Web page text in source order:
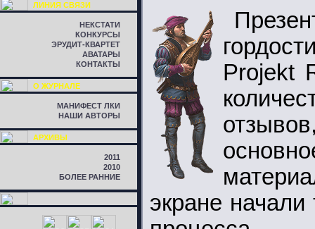
ЛИНИЯ СВЯЗИ
НЕКСТАТИ
КОНКУРСЫ
ЭРУДИТ-КВАРТЕТ
АВАТАРЫ
КОНТАКТЫ
О ЖУРНАЛЕ
МАНИФЕСТ ЛКИ
НАШИ АВТОРЫ
АРХИВЫ
2011
2010
БОЛЕЕ РАННИЕ
Projekt
экране начали